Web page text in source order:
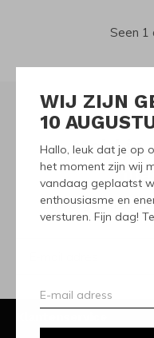
WIJ ZIJN
10
Hallo, leuk dat je op
het moment zijn wij
vandaag geplaatst
enthousiasme en
versturen. Fijn dag!
Seen 1
Meld je
Ontvang de